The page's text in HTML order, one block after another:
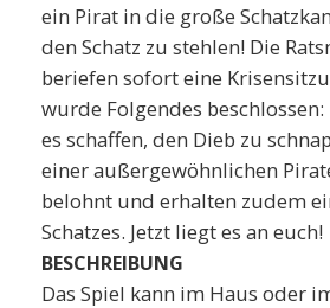
ein Pirat in die große
den Schatz zu stehlen! Die
beriefen sofort eine
wurde Folgendes
es schaffen, den Dieb zu
einer außergewöhnlichen
belohnt und erhalten zudem
Schatzes. Jetzt liegt es an euch!
BESCHREIBUNG
Das Spiel kann im Haus oder